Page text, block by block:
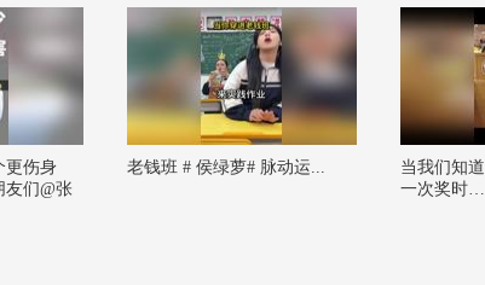
更伤身
友们@张
老钱班 # 侯绿萝# 脉动运...
当我们知
一次奖时